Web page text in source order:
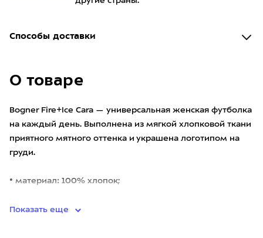
Способы доставки
О товаре
Bogner Fire+Ice Cara — универсальная женская футболка
на каждый день. Выполнена из мягкой хлопковой ткани
приятного мятного оттенка и украшена логотипом на
груди.
• материал: 100% хлопок;
Показать еще